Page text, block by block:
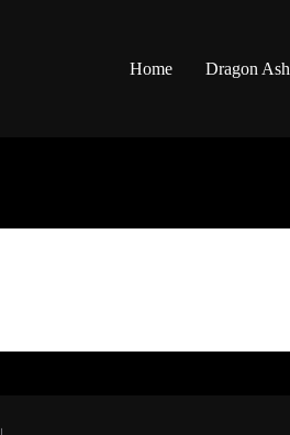
Home Dragon Ash